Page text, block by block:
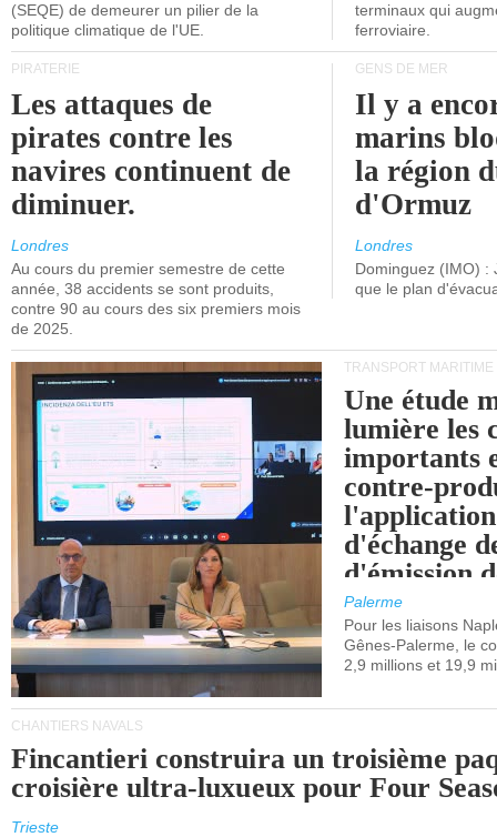
(SEQE) de demeurer un pilier de la
politique climatique de l'UE.
terminaux qui
ferroviaire.
PIRATERIE
Les attaques de
pirates contre les
navires continuent de
diminuer.
Londres
Au cours du premier semestre de cette
année, 38 accidents se sont produits,
contre 90 au cours des six premiers mois
de 2025.
GENS DE MER
Il y a
marins
la région
d'Ormuz
Londres
Dominguez (IMO) :
que le plan
TRANSPORT MARITIME
Une étude
lumière les
importants
contre-
d'échange
d'émission
(SEQE-UE)
maritimes
occidentale.
Palerme
Pour les liaisons
Gênes-Palerme, le
2,9 millions et 19,9
CHANTIERS NAVALS
Fincantieri construira un troisième
croisière ultra-luxueux pour Four
Trieste